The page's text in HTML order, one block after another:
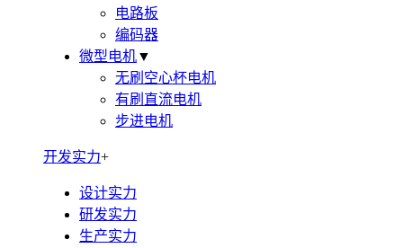
电路板
编码器
微型电机▼
无刷空心杯电机
有刷直流电机
步进电机
开发实力+
设计实力
研发实力
生产实力